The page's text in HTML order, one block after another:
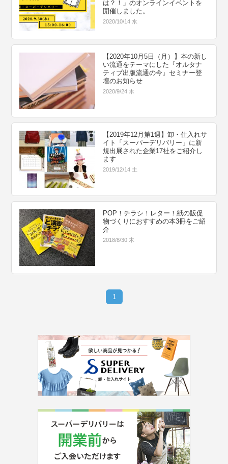
は？！」のオンラインイベントを
開催しました。
2020/10/14 水
【2020年10月5日（月）】本の新し
い流通をテーマにした『オルタナ
ティブ出版流通の今』セミナー登
壇のお知らせ
2020/9/24 木
【2019年12月第1週】卸・仕入れサ
イト「スーパーデリバリー」に新
規出展された企業17社をご紹介し
ます
2019/12/14 土
POP！チラシ！レター！紙の販促
物づくりにおすすめの本3冊をご紹
介
2018/8/30 木
1